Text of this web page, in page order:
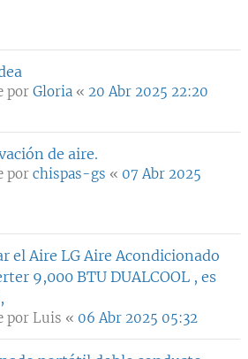
por Gloria « 20 Abr 2025 22:20
de aire.
por chispas-gs « 07 Abr 2025
el Aire LG Aire Acondicionado
9,000 BTU DUALCOOL , es
por Luis « 06 Abr 2025 05:32